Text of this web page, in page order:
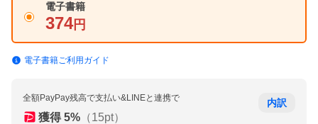
電子書籍
374円
電子書籍ご利用ガイド
全額PayPay残高で支払い&LINEと連携で
獲得 5% （15pt）
内訳